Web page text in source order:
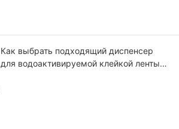
Как выбрать подходящий диспенсер
для водоактивируемой клейкой ленты